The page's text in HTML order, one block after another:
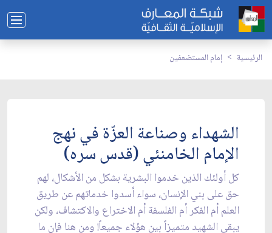
الرئيسية إمام المستضعفين
الشهداء وصناعة العزّة في نهج
الإمام الخامنئي (قدس سره)
كل أولئك الذين خدموا البشرية بشكل من الأشكال، لهم
حق على بني الإنسان، سواء أسدوا خدماتهم عن طريق
العلم أم الفكر أم الفلسفة أم الاختراع والاكتشاف، ولكن
يبقى الشهيد متميزاً بين هؤلاء جميعاً! ومن هنا فإن ما